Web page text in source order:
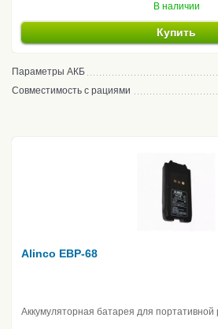
В наличии
Купить
Параметры АКБ
Совместимость с рациями
Alinco EBP-68
Аккумуляторная батарея для портативной